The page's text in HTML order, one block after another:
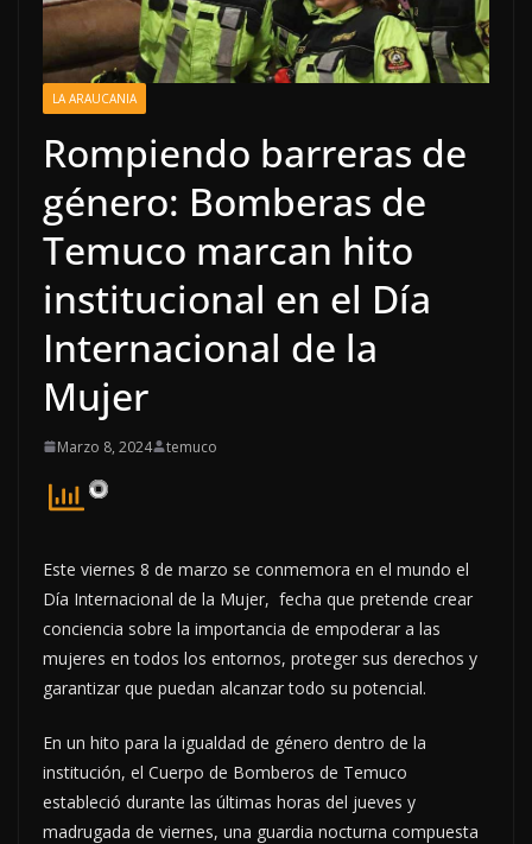
LA ARAUCANIA
Rompiendo barreras de
género: Bomberas de
Temuco marcan hito
institucional en el Día
Internacional de la
Mujer
Marzo 8, 2024 temuco
Este viernes 8 de marzo se conmemora en el mundo el
Día Internacional de la Mujer, fecha que pretende crear
conciencia sobre la importancia de empoderar a las
mujeres en todos los entornos, proteger sus derechos y
garantizar que puedan alcanzar todo su potencial.
En un hito para la igualdad de género dentro de la
institución, el Cuerpo de Bomberos de Temuco
estableció durante las últimas horas del jueves y
madrugada de viernes, una guardia nocturna compuesta